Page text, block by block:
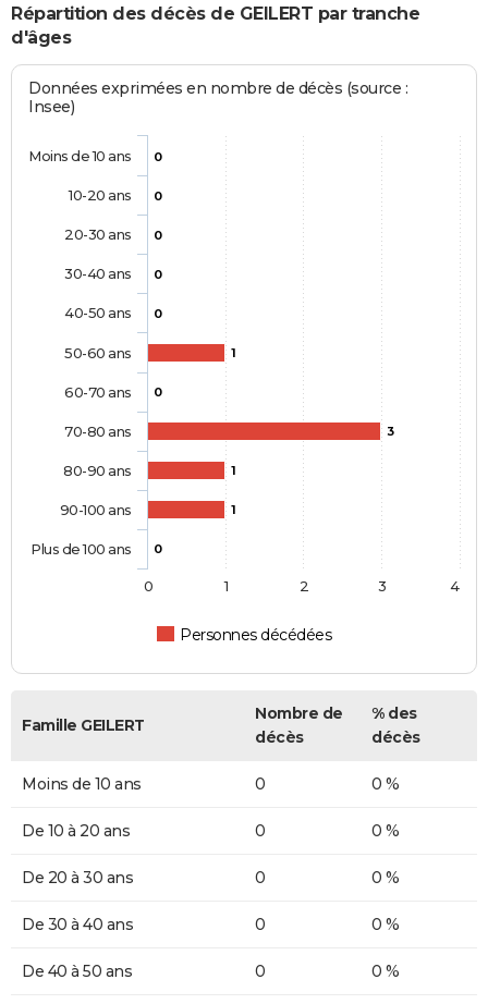
Répartition des décès de GEILERT par tranche
d'âges
Données exprimées en nombre de décès (source :
Insee)
0
0
0
0
0
1
0
3
1
1
0
Personnes décédées
Moins de 10 ans
10-20 ans
20-30 ans
30-40 ans
40-50 ans
50-60 ans
60-70 ans
70-80 ans
80-90 ans
90-100 ans
Plus de 100 ans
0 1 2 3 4
Famille GEILERT
Nombre de
décès
% des
décès
Moins de 10 ans 0 0 %
De 10 à 20 ans 0 0 %
De 20 à 30 ans 0 0 %
De 30 à 40 ans 0 0 %
De 40 à 50 ans 0 0 %